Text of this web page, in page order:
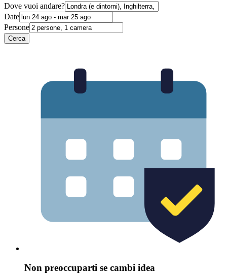
Dove vuoi andare?
Date
Persone
Cerca
Non preoccuparti se cambi idea